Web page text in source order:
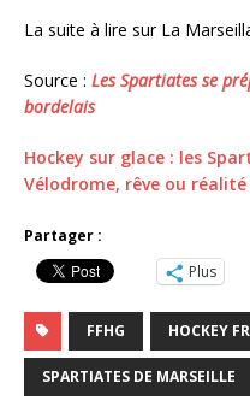
La suite à lire sur La
Source : Les Spartiates se
bordelais
Hockey sur glace : les
Vélodrome, rêve ou réalité
Partager :
Plus
FFHG HOCKEY
SPARTIATES DE MARSEILLE